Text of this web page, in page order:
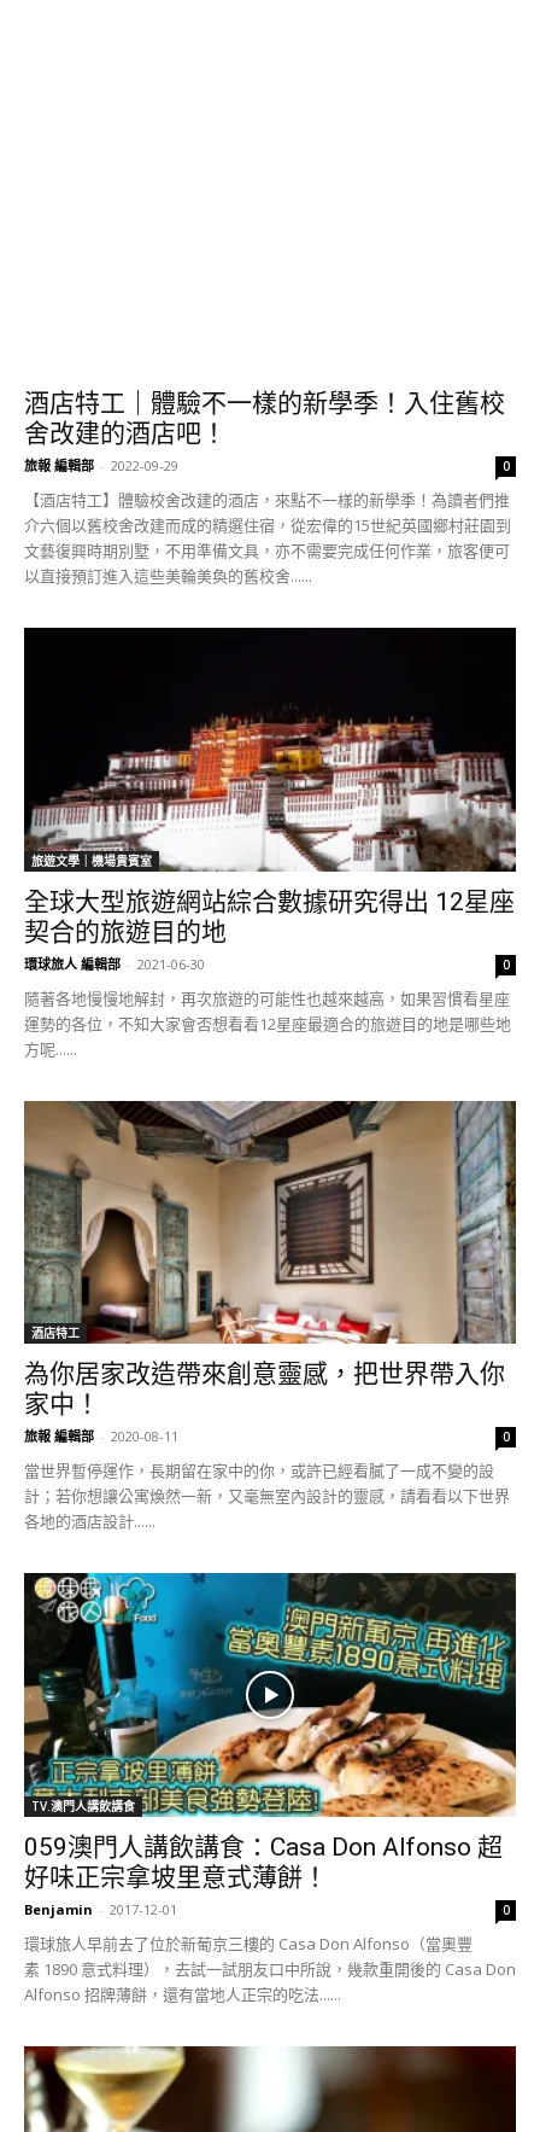
酒店特工｜體驗不一樣的新學季！入住舊校
舍改建的酒店吧！
旅報 編輯部 - 2022-09-29 0
【酒店特工】體驗校舍改建的酒店，來點不一樣的新學季！為讀者們推
介六個以舊校舍改建而成的精選住宿，從宏偉的15世紀英國鄉村莊園到
文藝復興時期別墅，不用準備文具，亦不需要完成任何作業，旅客便可
以直接預訂進入這些美輪美奐的舊校舍......
旅遊文學｜機場貴賓室
全球大型旅遊網站綜合數據研究得出 12星座
契合的旅遊目的地
環球旅人 編輯部 - 2021-06-30 0
隨著各地慢慢地解封，再次旅遊的可能性也越來越高，如果習慣看星座
運勢的各位，不知大家會否想看看12星座最適合的旅遊目的地是哪些地
方呢......
酒店特工
為你居家改造帶來創意靈感，把世界帶入你
家中！
旅報 編輯部 - 2020-08-11 0
當世界暫停運作，長期留在家中的你，或許已經看膩了一成不變的設
計；若你想讓公寓煥然一新，又毫無室內設計的靈感，請看看以下世界
各地的酒店設計......
TV.澳門人講飲講食
059澳門人講飲講食：Casa Don Alfonso 超
好味正宗拿坡里意式薄餅！
Benjamin - 2017-12-01 0
環球旅人早前去了位於新葡京三樓的 Casa Don Alfonso（當奧豐
素 1890 意式料理），去試一試朋友口中所說，幾款重開後的 Casa Don
Alfonso 招牌薄餅，還有當地人正宗的吃法......